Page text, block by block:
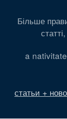
Більше
статті,
a
статьи +